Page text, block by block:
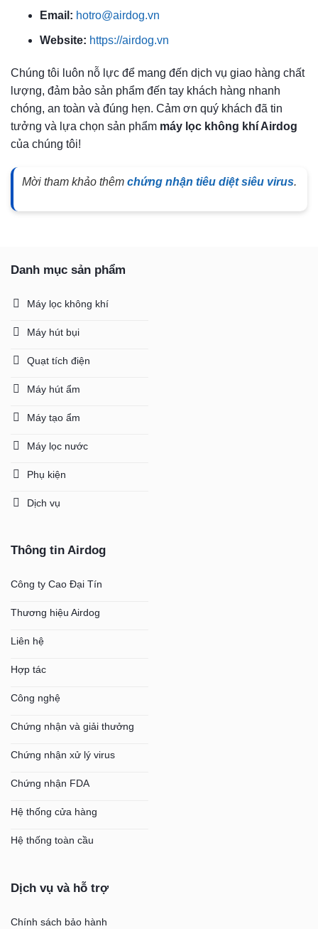
Email: hotro@airdog.vn
Website: https://airdog.vn
Chúng tôi luôn nỗ lực để mang đến dịch vụ giao hàng chất
lượng, đảm bảo sản phẩm đến tay khách hàng nhanh
chóng, an toàn và đúng hẹn. Cảm ơn quý khách đã tin
tưởng và lựa chọn sản phẩm máy lọc không khí Airdog
của chúng tôi!
Mời tham khảo thêm chứng nhận tiêu diệt siêu virus.
Danh mục sản phẩm
Máy lọc không khí
Máy hút bụi
Quạt tích điện
Máy hút ẩm
Máy tạo ẩm
Máy lọc nước
Phụ kiện
Dịch vụ
Thông tin Airdog
Công ty Cao Đại Tín
Thương hiệu Airdog
Liên hệ
Hợp tác
Công nghệ
Chứng nhận và giải thưởng
Chứng nhận xử lý virus
Chứng nhận FDA
Hệ thống cửa hàng
Hệ thống toàn cầu
Dịch vụ và hỗ trợ
Chính sách bảo hành